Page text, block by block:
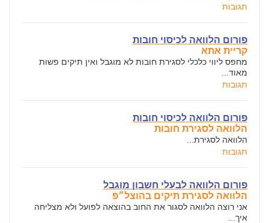
תגובות
פורום הלוואה לכיסוי חובות
קריית אתא
מחפס ליווי כלכלי לסגירת חובות לא מוגבל ואין תיקים פשות
מאוד...
תגובות
פורום הלוואה לכיסוי חובות
הלוואה לסגירת חובות
הלוואה לסגירת...
תגובות
פורום הלוואה לבעלי חשבון מוגבל
הלוואה לסגירת תיקים בהוצל״פ
אני רוצה הלוואה לסגור את החוב בהוצאה לפועל ולא מצליחה
איך...